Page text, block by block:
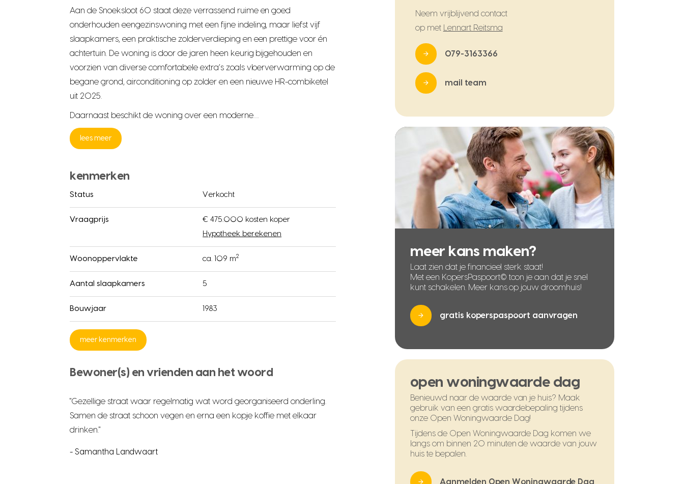
Aan de Snoeksloot 60 staat deze verrassend ruime en goed
onderhouden eengezinswoning met een fijne indeling, maar liefst vijf
slaapkamers, een praktische zolderverdieping en een prettige voor én
achtertuin. De woning is door de jaren heen keurig bijgehouden en
voorzien van diverse comfortabele extra’s zoals vloerverwarming op de
begane grond, airconditioning op zolder en een nieuwe HR-combiketel
uit 2025.
Daarnaast beschikt de woning over een moderne…
lees meer
kenmerken
Status Verkocht
Vraagprijs
€ 475.000 kosten koper
Hypotheek berekenen
Woonoppervlakte ca. 109 m2
Aantal slaapkamers 5
Bouwjaar 1983
meer kenmerken
Bewoner(s) en vrienden aan het woord
"Gezellige straat waar regelmatig wat word georganiseerd onderling.
Samen de straat schoon vegen en erna een kopje koffie met elkaar
drinken."
- Samantha Landwaart
Neem vrijblijvend contact
op met
Lennart Reitsma
079-3163366
mail team
meer kans maken?
Laat zien dat je financieel sterk staat!
Met een KopersPaspoort© toon je aan dat je snel
kunt schakelen. Meer kans op jouw droomhuis!
gratis koperspaspoort aanvragen
open woningwaarde dag
Benieuwd naar de waarde van je huis? Maak
gebruik van een gratis waardebepaling tijdens
onze Open Woningwaarde Dag!
Tijdens de Open Woningwaarde Dag komen we
langs om binnen 20 minuten de waarde van jouw
huis te bepalen.
Aanmelden Open Woningwaarde Dag